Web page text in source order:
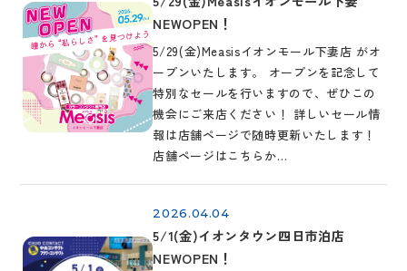
NEWOPEN！
5/29(金)Measisイオンモール下妻店 がオ
ープンいたします。 オープンを記念して
特別なセールを行いますので、ぜひこの
機会にご来店ください！ 詳しいセール情
報は店舗ページで随時更新いたします！
店舗ページはこちらか…
2026.04.04
5/1(金)イオンタウン四日市泊店
NEWOPEN！